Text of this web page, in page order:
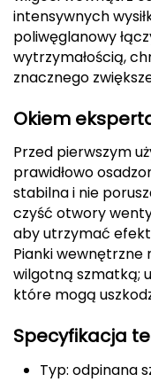
Deuter
Dolomite
E
EISBAR
ENERO
ENERO CAMP
ENERO PRO
Extremities
intensywnych
poliwęglanowy
wytrzymałością,
znacznego
Okiem
Przed pierwszym
prawidłowo
stabilna i nie
czyść otwory
aby utrzymać
Pianki wewnętrzne
wilgotną szmatką;
które mogą
Specyfikacja
Typ: odpinana